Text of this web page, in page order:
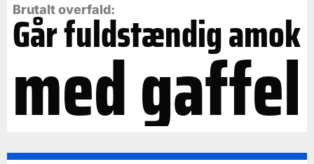
Brutalt overfald:
Går fuldstændig amok
med gaffel